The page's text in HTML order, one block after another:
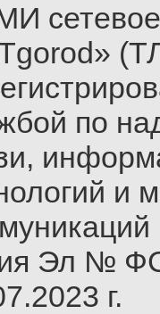
по
и
Эл №
г.